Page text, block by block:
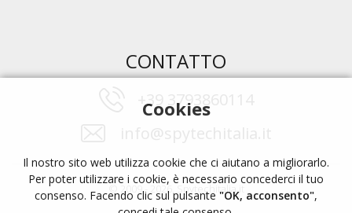
CONTATTO
+39 3793860114
© 2009 - 2026, Spytechitalia.it
Cookies
Il nostro sito web utilizza cookie che ci aiutano a migliorarlo.
Per poter utilizzare i cookie, è necessario concederci il tuo
consenso. Facendo clic sul pulsante "OK, acconsento",